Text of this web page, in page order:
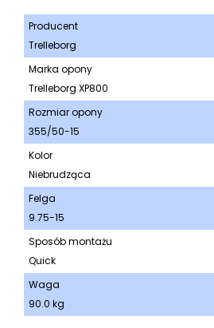
Producent
Trelleborg
Marka opony
Trelleborg XP800
Rozmiar opony
355/50-15
Kolor
Niebrudząca
Felga
9.75-15
Sposób montażu
Quick
Waga
90.0 kg